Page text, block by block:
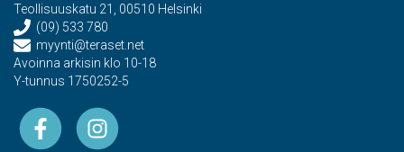
Teollisuuskatu 21, 00510 Helsinki
(09) 533 780
myynti@teraset.net
Avoinna arkisin klo 10-18
Y-tunnus 1750252-5